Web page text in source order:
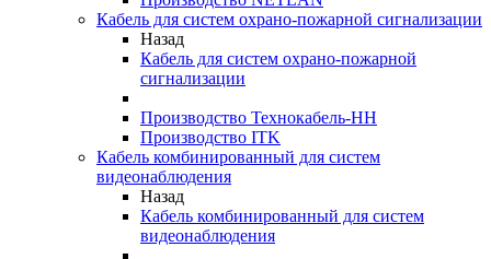
Кабель для систем охрано-пожарной сигнализации
Назад
Кабель для систем охрано-пожарной
сигнализации
Производство Технокабель-НН
Производство ITK
Кабель комбинированный для систем
видеонаблюдения
Назад
Кабель комбинированный для систем
видеонаблюдения